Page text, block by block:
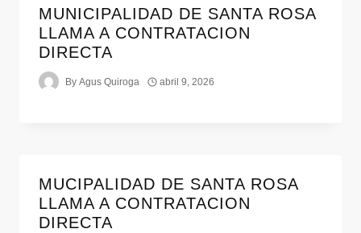
MUNICIPALIDAD DE SANTA ROSA
LLAMA A CONTRATACION
DIRECTA
By Agus Quiroga abril 9, 2026
MUCIPALIDAD DE SANTA ROSA
LLAMA A CONTRATACION
DIRECTA